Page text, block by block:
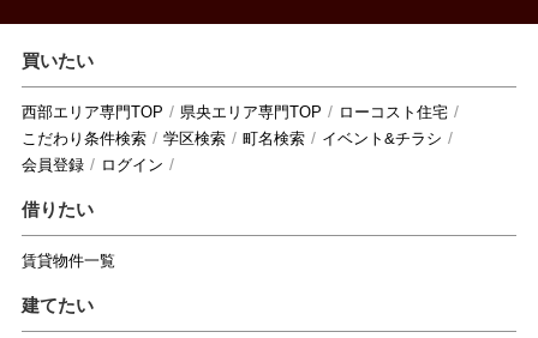
買いたい
西部エリア専門TOP 県央エリア専門TOP
ローコスト住宅
こだわり条件検索
学区検索 町名検索
イベント&チラシ
会員登録
ログイン
借りたい
賃貸物件一覧
建てたい